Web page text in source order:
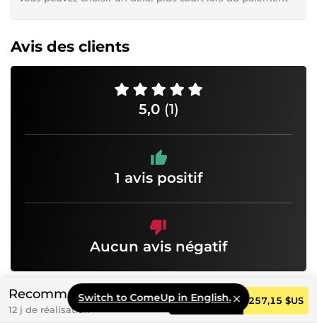
Recommandé
12 j de réalisation
Commander 257,15 $US
Avis des clients
5,0 (1)
1 avis positif
Aucun avis négatif
GetCCorp
10 déc. 2025 à 10:31
Switch to ComeUp in English.